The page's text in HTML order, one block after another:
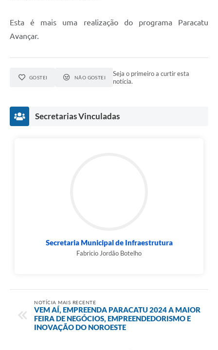
Esta é mais uma realização do programa Paracatu
Avançar.
GOSTEI NÃO GOSTEI
Seja o primeiro a curtir esta
notícia.
Secretarias Vinculadas
Secretaria Municipal de Infraestrutura
Fabricio Jordão Botelho
NOTÍCIA MAIS RECENTE
VEM AÍ, EMPREENDA PARACATU 2024 A MAIOR
FEIRA DE NEGÓCIOS, EMPREENDEDORISMO E
INOVAÇÃO DO NOROESTE